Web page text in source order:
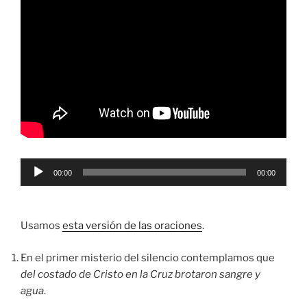
Reproductor
00:00 00:00
Usamos esta versión de las oraciones.
En el primer misterio del silencio contemplamos que
del costado de Cristo en la Cruz brotaron sangre y
agua.